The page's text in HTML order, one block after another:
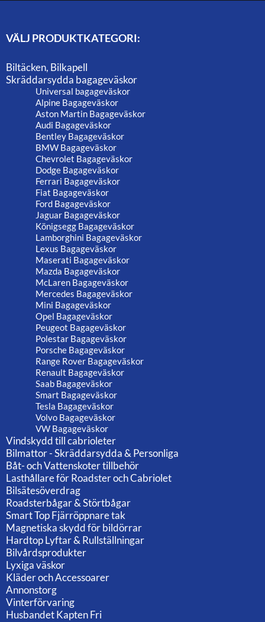
VÄLJ PRODUKTKATEGORI:
Biltäcken, Bilkapell
Skräddarsydda bagageväskor
Universal bagageväskor
Alpine Bagageväskor
Aston Martin Bagageväskor
Audi Bagageväskor
Bentley Bagageväskor
BMW Bagageväskor
Chevrolet Bagageväskor
Dodge Bagageväskor
Ferrari Bagageväskor
Fiat Bagageväskor
Ford Bagageväskor
Jaguar Bagageväskor
Königsegg Bagageväskor
Lamborghini Bagageväskor
Lexus Bagageväskor
Maserati Bagageväskor
Mazda Bagageväskor
McLaren Bagageväskor
Mercedes Bagageväskor
Mini Bagageväskor
Opel Bagageväskor
Peugeot Bagageväskor
Polestar Bagageväskor
Porsche Bagageväskor
Range Rover Bagageväskor
Renault Bagageväskor
Saab Bagageväskor
Smart Bagageväskor
Tesla Bagageväskor
Volvo Bagageväskor
VW Bagageväskor
Vindskydd till cabrioleter
Bilmattor - Skräddarsydda & Personliga
Båt- och Vattenskoter tillbehör
Lasthållare för Roadster och Cabriolet
Bilsätesöverdrag
Roadsterbågar & Störtbågar
Smart Top Fjärröppnare tak
Magnetiska skydd för bildörrar
Hardtop Lyftar & Rullställningar
Bilvårdsprodukter
Lyxiga väskor
Kläder och Accessoarer
Annonstorg
Vinterförvaring
Husbandet Kapten Fri